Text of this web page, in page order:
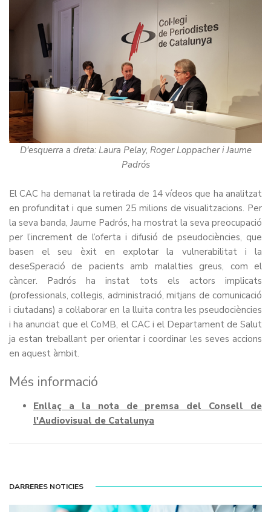
D'esquerra a dreta: Laura Pelay, Roger Loppacher i Jaume
Padrós
El CAC ha demanat la retirada de 14 vídeos que ha analitzat
en profunditat i que sumen 25 milions de visualitzacions. Per
la seva banda, Jaume Padrós, ha mostrat la seva preocupació
per l’increment de l’oferta i difusió de pseudociències, que
basen el seu èxit en explotar la vulnerabilitat i la
deseSperació de pacients amb malalties greus, com el
càncer. Padrós ha instat tots els actors implicats
(professionals, col·legis, administració, mitjans de comunicació
i ciutadans) a col·laborar en la lluita contra les pseudociències
i ha anunciat que el CoMB, el CAC i el Departament de Salut
ja estan treballant per orientar i coordinar les seves accions
en aquest àmbit.
Més informació
Enllaç a la nota de premsa del Consell de
l'Audiovisual de Catalunya
DARRERES NOTICIES